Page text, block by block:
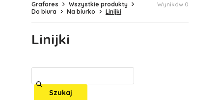
Grafores
Wszystkie produkty
Do biura
Na biurko Linijki
Wyników 0
Linijki
Szukaj